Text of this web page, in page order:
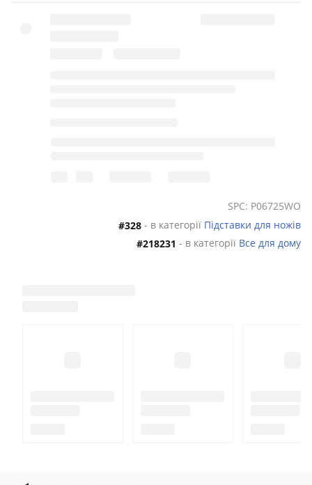
SPC: P06725WO
#328 - в категорії Підставки для ножів
#218231 - в категорії Все для дому